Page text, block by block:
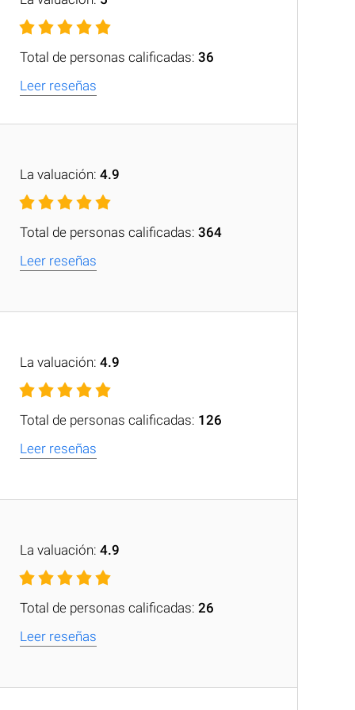
Total de personas calificadas: 36
Leer reseñas
La valuación: 4.9
Total de personas calificadas: 364
Leer reseñas
La valuación: 4.9
Total de personas calificadas: 126
Leer reseñas
La valuación: 4.9
Total de personas calificadas: 26
Leer reseñas